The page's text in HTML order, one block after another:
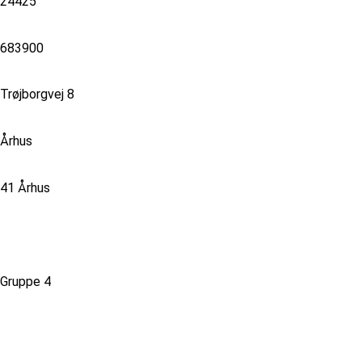
683900
Trøjborgvej 8
Århus
41 Århus
Gruppe 4